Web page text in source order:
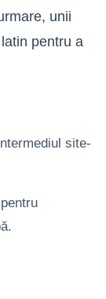
unii
pentru a
site-